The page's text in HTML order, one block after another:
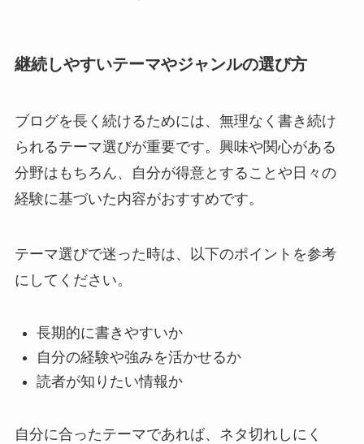
継続しやすいテーマやジャンルの選び方
ブログを長く続けるためには、無理なく書き続け
られるテーマ選びが重要です。興味や関心がある
分野はもちろん、自分が得意とすることや日々の
経験に基づいた内容がおすすめです。
テーマ選びで迷った時は、以下のポイントを参考
にしてください。
長期的に書きやすいか
自分の経験や強みを活かせるか
読者が知りたい情報か
自分に合ったテーマであれば、ネタ切れしにく